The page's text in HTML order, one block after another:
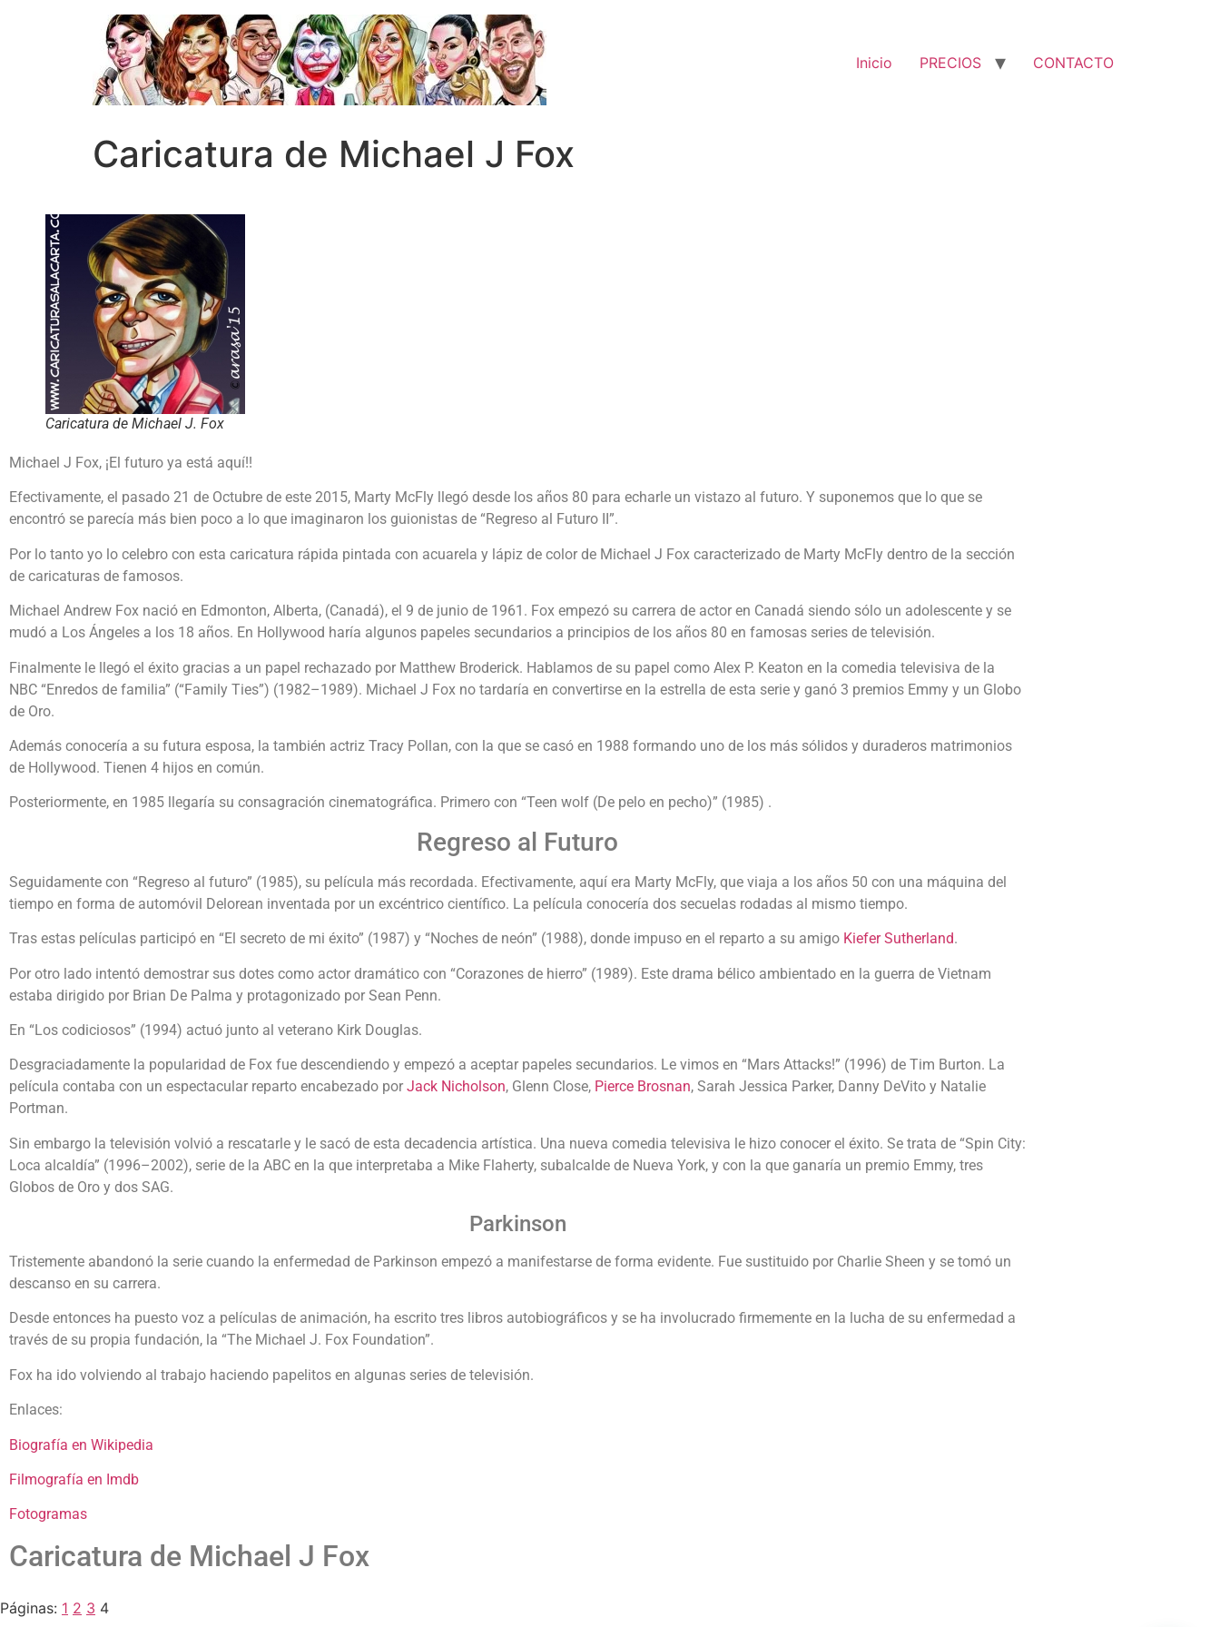
Inicio PRECIOS CONTACTO
Caricatura de Michael J Fox
Caricatura de Michael J. Fox
Michael J Fox, ¡El futuro ya está aquí!!
Efectivamente, el pasado 21 de Octubre de este 2015, Marty McFly llegó desde los años 80 para echarle un vistazo al futuro. Y suponemos que lo que se
encontró se parecía más bien poco a lo que imaginaron los guionistas de “Regreso al Futuro II”.
Por lo tanto yo lo celebro con esta caricatura rápida pintada con acuarela y lápiz de color de Michael J Fox caracterizado de Marty McFly dentro de la sección
de caricaturas de famosos.
Michael Andrew Fox nació en Edmonton, Alberta, (Canadá), el 9 de junio de 1961. Fox empezó su carrera de actor en Canadá siendo sólo un adolescente y se
mudó a Los Ángeles a los 18 años. En Hollywood haría algunos papeles secundarios a principios de los años 80 en famosas series de televisión.
Finalmente le llegó el éxito gracias a un papel rechazado por Matthew Broderick. Hablamos de su papel como Alex P. Keaton en la comedia televisiva de la
NBC “Enredos de familia” (“Family Ties”) (1982–1989). Michael J Fox no tardaría en convertirse en la estrella de esta serie y ganó 3 premios Emmy y un Globo
de Oro.
Además conocería a su futura esposa, la también actriz Tracy Pollan, con la que se casó en 1988 formando uno de los más sólidos y duraderos matrimonios
de Hollywood. Tienen 4 hijos en común.
Posteriormente, en 1985 llegaría su consagración cinematográfica. Primero con “Teen wolf (De pelo en pecho)” (1985) .
Regreso al Futuro
Seguidamente con “Regreso al futuro” (1985), su película más recordada. Efectivamente, aquí era Marty McFly, que viaja a los años 50 con una máquina del
tiempo en forma de automóvil Delorean inventada por un excéntrico científico. La película conocería dos secuelas rodadas al mismo tiempo.
Tras estas películas participó en “El secreto de mi éxito” (1987) y “Noches de neón” (1988), donde impuso en el reparto a su amigo Kiefer Sutherland.
Por otro lado intentó demostrar sus dotes como actor dramático con “Corazones de hierro” (1989). Este drama bélico ambientado en la guerra de Vietnam
estaba dirigido por Brian De Palma y protagonizado por Sean Penn.
En “Los codiciosos” (1994) actuó junto al veterano Kirk Douglas.
Desgraciadamente la popularidad de Fox fue descendiendo y empezó a aceptar papeles secundarios. Le vimos en “Mars Attacks!” (1996) de Tim Burton. La
película contaba con un espectacular reparto encabezado por Jack Nicholson, Glenn Close, Pierce Brosnan, Sarah Jessica Parker, Danny DeVito y Natalie
Portman.
Sin embargo la televisión volvió a rescatarle y le sacó de esta decadencia artística. Una nueva comedia televisiva le hizo conocer el éxito. Se trata de “Spin City:
Loca alcaldía” (1996–2002), serie de la ABC en la que interpretaba a Mike Flaherty, subalcalde de Nueva York, y con la que ganaría un premio Emmy, tres
Globos de Oro y dos SAG.
Parkinson
Tristemente abandonó la serie cuando la enfermedad de Parkinson empezó a manifestarse de forma evidente. Fue sustituido por Charlie Sheen y se tomó un
descanso en su carrera.
Desde entonces ha puesto voz a películas de animación, ha escrito tres libros autobiográficos y se ha involucrado firmemente en la lucha de su enfermedad a
través de su propia fundación, la “The Michael J. Fox Foundation”.
Fox ha ido volviendo al trabajo haciendo papelitos en algunas series de televisión.
Enlaces:
Biografía en Wikipedia
Filmografía en Imdb
Fotogramas
Caricatura de Michael J Fox
Páginas: 1 2 3 4